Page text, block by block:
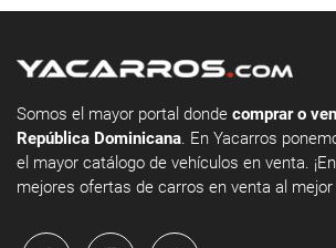
Somos el mayor portal donde comprar o
República Dominicana. En Yacarros
el mayor catálogo de vehículos en venta.
mejores ofertas de carros en venta al mejor